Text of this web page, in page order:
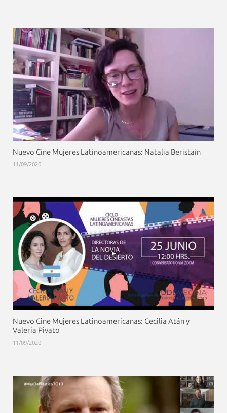
Nuevo Cine Mujeres Latinoamericanas: Natalia Beristain
11/09/2020
Nuevo Cine Mujeres Latinoamericanas: Cecilia Atán y
Valeria Pivato
11/09/2020